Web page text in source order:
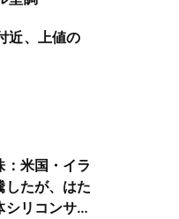
近、上値の
米国・イラ
したが、はた
リコンサイ